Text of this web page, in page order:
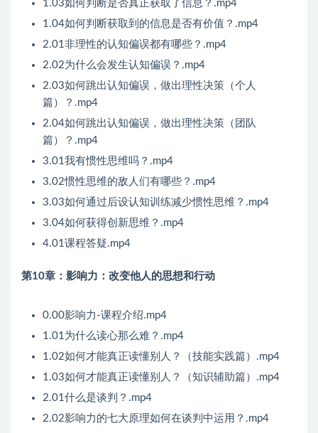
1.03如何判断是否真正获取了信息？.mp4
1.04如何判断获取到的信息是否有价值？.mp4
2.01非理性的认知偏误都有哪些？.mp4
2.02为什么会发生认知偏误？.mp4
2.03如何跳出认知偏误，做出理性决策（个人
篇）？.mp4
2.04如何跳出认知偏误，做出理性决策（团队
篇）？.mp4
3.01我有惯性思维吗？.mp4
3.02惯性思维的敌人们有哪些？.mp4
3.03如何通过后设认知训练减少惯性思维？.mp4
3.04如何获得创新思维？.mp4
4.01课程答疑.mp4
第10章：影响力：改变他人的思想和行动
0.00影响力-课程介绍.mp4
1.01为什么读心那么难？.mp4
1.02如何才能真正读懂别人？（技能实践篇）.mp4
1.03如何才能真正读懂别人？（知识辅助篇）.mp4
2.01什么是谈判？.mp4
2.02影响力的七大原理如何在谈判中运用？.mp4